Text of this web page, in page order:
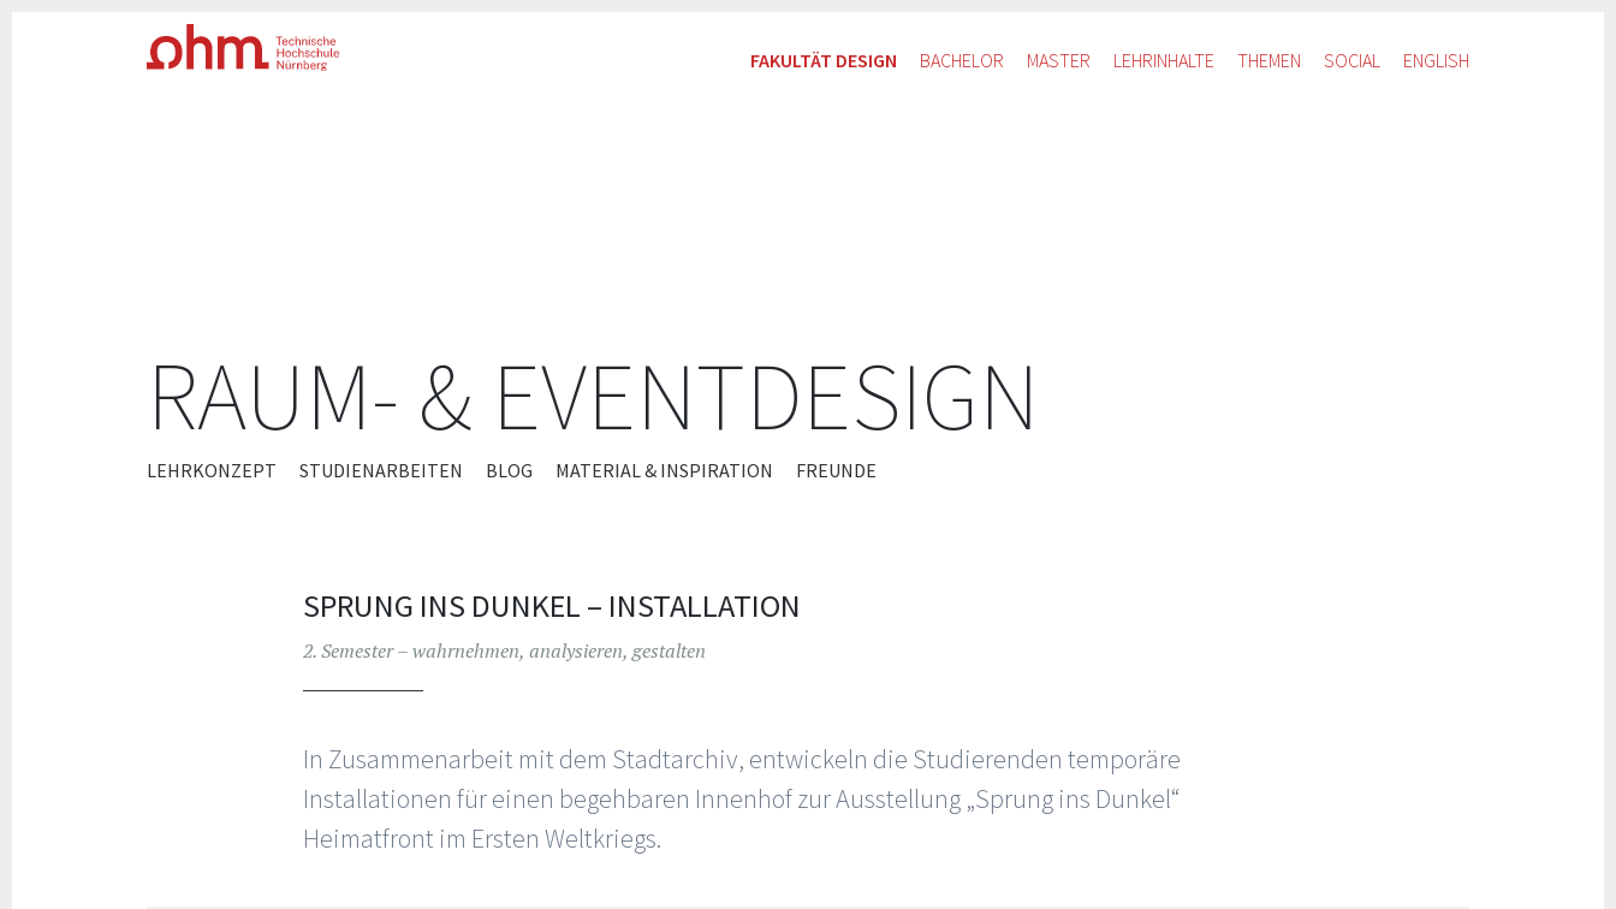
RAUM- & EVENTDESIGN
ZUM
FAKULTÄT DESIGN BACHELOR MASTER LEHRINHALTE THEMEN SOCIAL ENGLISH
LEHRKONZEPT STUDIENARBEITEN BLOG MATERIAL & INSPIRATION FREUNDE
SPRUNG INS DUNKEL – INSTALLATION
2. Semester – wahrnehmen, analysieren, gestalten
In Zusammenarbeit mit dem Stadtarchiv, entwickeln die Studierenden temporäre
Installationen für einen begehbaren Innenhof zur Ausstellung „Sprung ins Dunkel“
Heimatfront im Ersten Weltkriegs.